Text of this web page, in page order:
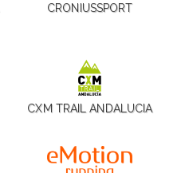
CRONIUSSPORT
CXM TRAIL ANDALUCIA